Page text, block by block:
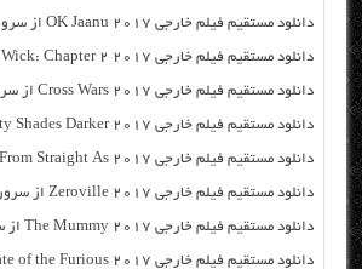
دانلود مستقیم فیلم خارجی OK Jaanu 2017 از سرور سایت
دانلود مستقیم فیلم خارجی John Wick: Chapter 2 2017 از سرور سایت
دانلود مستقیم فیلم خارجی Cross Wars 2017 از سرور سایت
دانلود مستقیم فیلم خارجی Fifty Shades Darker 2017 از سرور سایت
دانلود مستقیم فیلم خارجی From Straight As 2017 از سرور سایت
دانلود مستقیم فیلم خارجی Zeroville 2017 از سرور سایت
دانلود مستقیم فیلم خارجی The Mummy 2017 از سرور سایت
دانلود مستقیم فیلم خارجی The Fate of the Furious 2017 از سرور سایت